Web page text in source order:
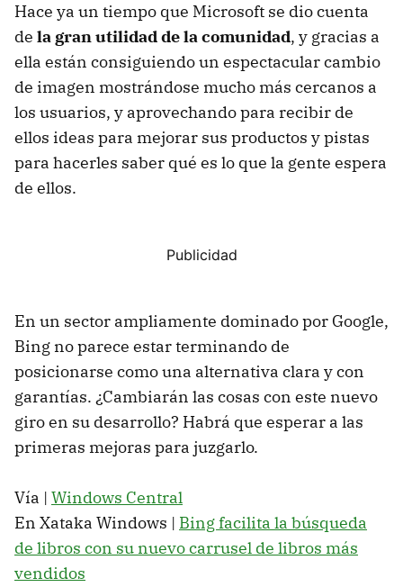
Hace ya un tiempo que Microsoft se dio cuenta
de la gran utilidad de la comunidad, y gracias a
ella están consiguiendo un espectacular cambio
de imagen mostrándose mucho más cercanos a
los usuarios, y aprovechando para recibir de
ellos ideas para mejorar sus productos y pistas
para hacerles saber qué es lo que la gente espera
de ellos.
En un sector ampliamente dominado por Google,
Bing no parece estar terminando de
posicionarse como una alternativa clara y con
garantías. ¿Cambiarán las cosas con este nuevo
giro en su desarrollo? Habrá que esperar a las
primeras mejoras para juzgarlo.
Vía | Windows Central
En Xataka Windows | Bing facilita la búsqueda
de libros con su nuevo carrusel de libros más
vendidos